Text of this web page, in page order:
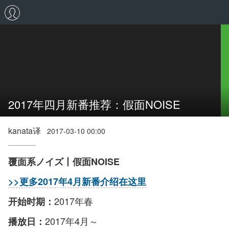
2017年四月新番推荐：假面NOISE
kanata译 2017-03-10 00:00
覆面系ノイズ丨假面NOISE
>>更多2017年4月新番介绍在这里
开始时期： 2017年春
播放日： 2017年4月～